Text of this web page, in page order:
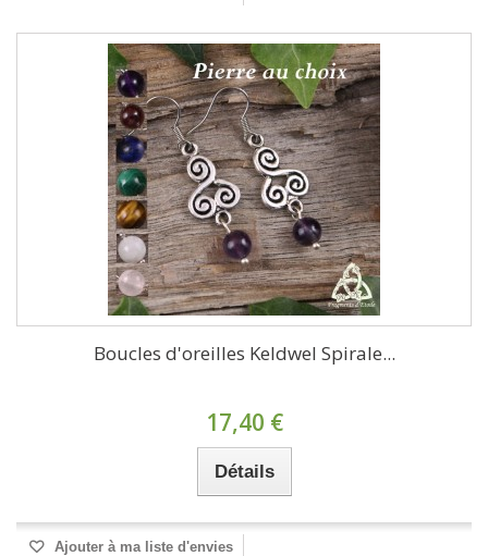
Boucles d'oreilles Keldwel Spirale...
17,40 €
Détails
Ajouter à ma liste d'envies